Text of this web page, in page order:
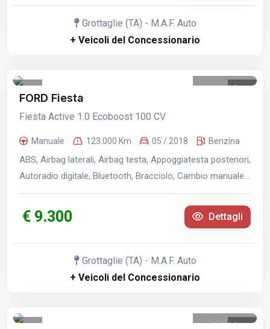
Grottaglie (TA) - M.A.F. Auto
+ Veicoli del Concessionario
1 /11
FORD Fiesta
Fiesta Active 1.0 Ecoboost 100 CV
Manuale 123.000 Km 05 / 2018 Benzina
ABS, Airbag laterali, Airbag testa, Appoggiatesta posteriori,
Autoradio digitale, Bluetooth, Bracciolo, Cambio manuale...
€ 9.300 Dettagli
Grottaglie (TA) - M.A.F. Auto
+ Veicoli del Concessionario
1 /11